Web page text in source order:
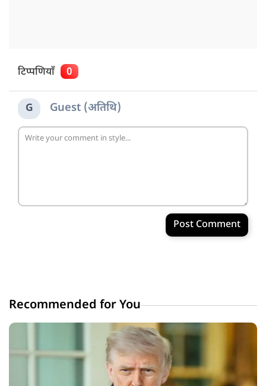
टिप्पणियाँ 0
G Guest (अतिथि)
Post Comment
Recommended for You